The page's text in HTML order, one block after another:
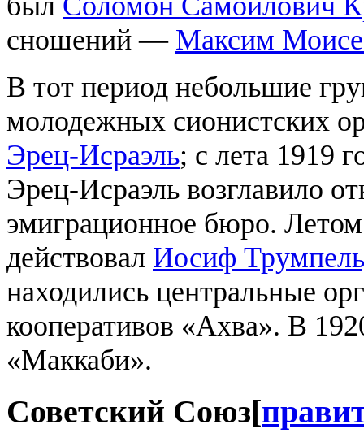
сношений — Максим
В тот период небольшие
молодежных сионистских
Эрец-Исраэль; с лета 1919
Эрец-Исраэль возглавило
эмиграционное бюро.
действовал Иосиф
находились центральные
кооперативов «Ахва». В
«Маккаби».
Советский Союз[